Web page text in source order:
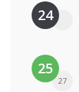
24
25
27